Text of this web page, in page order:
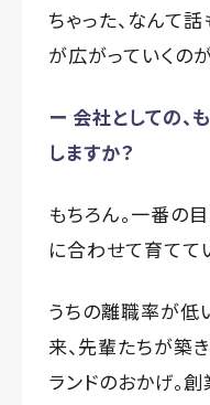
ちゃった、なんて話
が広がっていくの
ー 会社としての、
しますか？
もちろん。一番の
に合わせて育ててい
うちの離職率が低
来、先輩たちが築
ランドのおかげ。